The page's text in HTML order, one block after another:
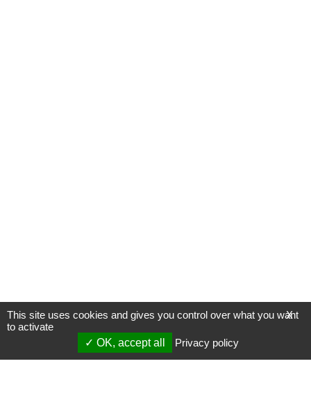
X
This site uses cookies and gives you control over what you want
to activate
OK, accept all
Privacy policy